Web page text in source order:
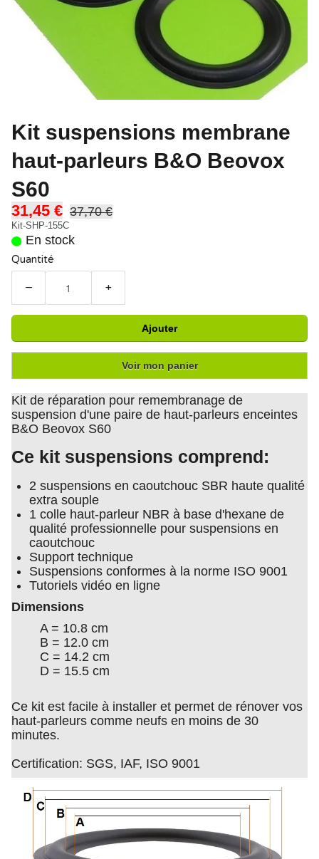
Kit suspensions membrane
haut-parleurs B&O Beovox
S60
31,45 € 37,70 €
Kit-SHP-155C
En stock
Quantité
− +
Ajouter
Voir mon panier
Kit de réparation pour remembranage de
suspension d'une paire de haut-parleurs enceintes
B&O Beovox S60
Ce kit suspensions comprend:
2 suspensions en caoutchouc SBR haute qualité
extra souple
1 colle haut-parleur NBR à base d'hexane de
qualité professionnelle pour suspensions en
caoutchouc
Support technique
Suspensions conformes à la norme ISO 9001
Tutoriels vidéo en ligne
Dimensions
A = 10.8 cm
B = 12.0 cm
C = 14.2 cm
D = 15.5 cm
Ce kit est facile à installer et permet de rénover vos
haut-parleurs comme neufs en moins de 30
minutes.
Certification: SGS, IAF, ISO 9001